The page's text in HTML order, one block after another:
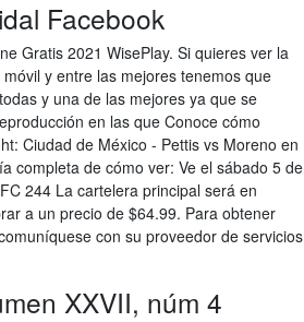
Facebook
Gratis 2021 WisePlay. Si quieres ver la
y entre las mejores tenemos que
y una de las mejores ya que se
en las que Conoce cómo
Ciudad de México - Pettis vs Moreno en
completa de cómo ver: Ve el sábado 5 de
244 La cartelera principal será en
a un precio de $64.99. Para obtener
con su proveedor de servicios
XXVII, núm 4